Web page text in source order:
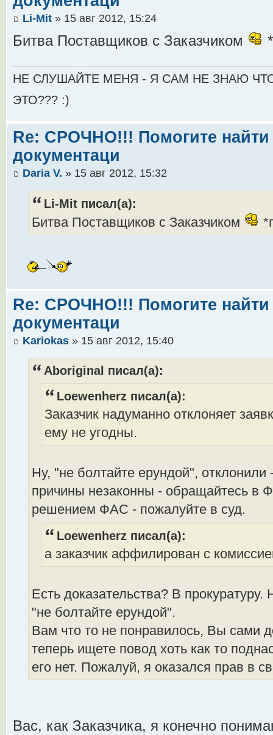
Li-Mit » 15 авг 2012, 15:24
Битва Поставщиков с Заказчиком
НЕ СЛУШАЙТЕ МЕНЯ - Я САМ НЕ ЗНАЮ
ЭТО??? :)
Re: СРОЧНО!!! Помогите найти
документаци
Daria V. » 15 авг 2012, 15:32
Li-Mit писал(а):
Битва Поставщиков с Заказчиком
Re: СРОЧНО!!! Помогите найти
документаци
Kariokas » 15 авг 2012, 15:40
Aboriginal писал(а):
Loewenherz писал(а):
Заказчик надуманно отклоняет
ему не угодны.
Ну, "не болтайте ерундой", отклонили
причины незаконны - обращайтесь в
решением ФАС - пожалуйте в суд.
Loewenherz писал(а):
а заказчик аффилирован с
Есть доказательства? В
"не болтайте ерундой".
Вам что то не понравилось, Вы сами
теперь ищете повод хоть как то
его нет. Пожалуй, я оказался прав в
Вас, как Заказчика, я конечно